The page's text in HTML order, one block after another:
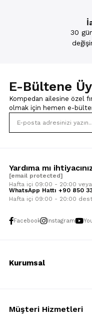
30
E-Bültene
Kompedan ailesine özel
olmak için hemen e-
Yardıma mı
[email protected]
Hafta içi 09:00 - 20:00 veya
WhatsApp Hattı +90 850
Hafta içi 09:00 - 20:00
Facebook Instagram
Kurumsal
Müşteri Hizmetleri